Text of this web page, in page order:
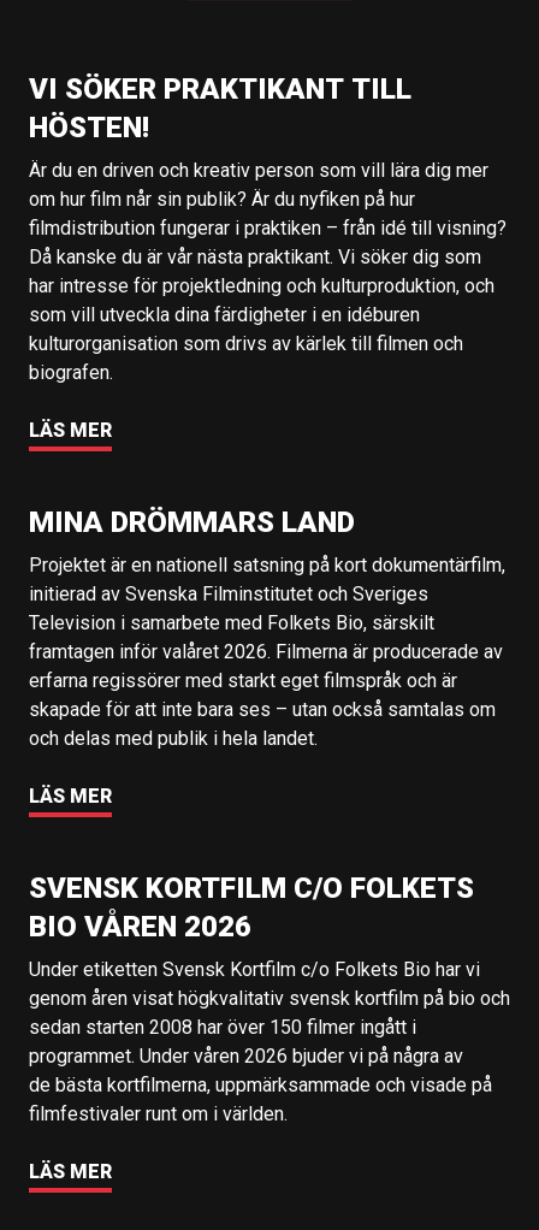
VI SÖKER PRAKTIKANT TILL
HÖSTEN!
Är du en driven och kreativ person som vill lära dig mer
om hur film når sin publik? Är du nyfiken på hur
filmdistribution fungerar i praktiken – från idé till visning?
Då kanske du är vår nästa praktikant. Vi söker dig som
har intresse för projektledning och kulturproduktion, och
som vill utveckla dina färdigheter i en idéburen
kulturorganisation som drivs av kärlek till filmen och
biografen.
LÄS MER
MINA DRÖMMARS LAND
Projektet är en nationell satsning på kort dokumentärfilm,
initierad av Svenska Filminstitutet och Sveriges
Television i samarbete med Folkets Bio, särskilt
framtagen inför valåret 2026. Filmerna är producerade av
erfarna regissörer med starkt eget filmspråk och är
skapade för att inte bara ses – utan också samtalas om
och delas med publik i hela landet.
LÄS MER
SVENSK KORTFILM C/O FOLKETS
BIO VÅREN 2026
Under etiketten Svensk Kortfilm c/o Folkets Bio har vi
genom åren visat högkvalitativ svensk kortfilm på bio och
sedan starten 2008 har över 150 filmer ingått i
programmet. Under våren 2026 bjuder vi på några av
de bästa kortfilmerna, uppmärksammade och visade på
filmfestivaler runt om i världen.
LÄS MER